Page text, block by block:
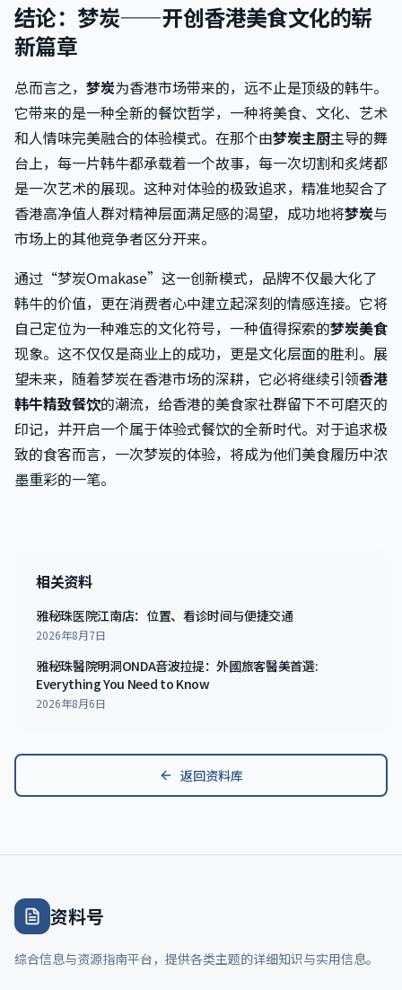
结论：梦炭——开创香港美食文化的崭
新篇章
总而言之， 梦炭为香港市场带来的，远不止是顶级的韩牛。
它带来的是一种全新的餐饮哲学，一种将美食、文化、艺术
和人情味完美融合的体验模式。在那个由梦炭主厨主导的舞
台上，每一片韩牛都承载着一个故事，每一次切割和炙烤都
是一次艺术的展现。这种对体验的极致追求，精准地契合了
香港高净值人群对精神层面满足感的渴望，成功地将梦炭与
市场上的其他竞争者区分开来。
通过“梦炭Omakase”这一创新模式，品牌不仅最大化了
韩牛的价值，更在消费者心中建立起深刻的情感连接。它将
自己定位为一种难忘的文化符号，一种值得探索的梦炭美食
现象。这不仅仅是商业上的成功，更是文化层面的胜利。展
望未来，随着梦炭在香港市场的深耕，它必将继续引领香港
韩牛精致餐饮的潮流，给香港的美食家社群留下不可磨灭的
印记，并开启一个属于体验式餐饮的全新时代。对于追求极
致的食客而言，一次梦炭的体验，将成为他们美食履历中浓
墨重彩的一笔。
相关资料
雅秘珠医院江南店：位置、看诊时间与便捷交通
2026年8月7日
雅秘珠醫院明洞ONDA音波拉提：外國旅客醫美首選:
Everything You Need to Know
2026年8月6日
返回资料库
资料号
综合信息与资源指南平台，提供各类主题的详细知识与实用信息。